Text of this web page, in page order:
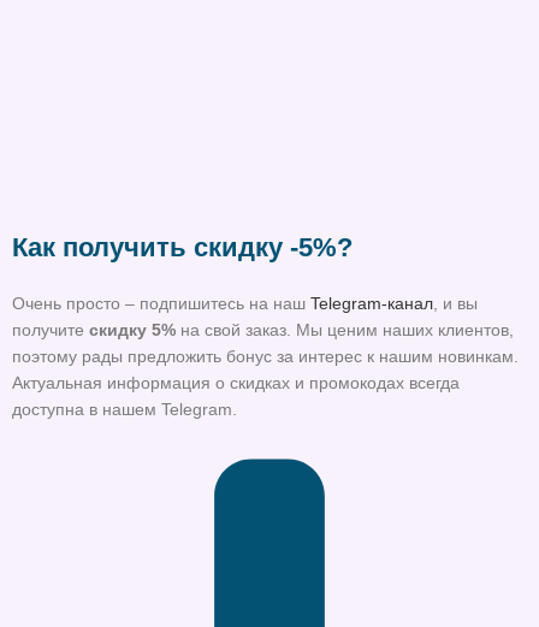
Как получить скидку -5%?
Очень просто – подпишитесь на наш Telegram-канал , и вы
получите скидку 5% на свой заказ. Мы ценим наших клиентов,
поэтому рады предложить бонус за интерес к нашим новинкам.
Актуальная информация о скидках и промокодах всегда
доступна в нашем Telegram.